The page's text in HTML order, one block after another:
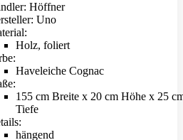
Höffner
Uno
Holz, foliert
Haveleiche Cognac
155 cm Breite x 20 cm Höhe x 25
Tiefe
hängend